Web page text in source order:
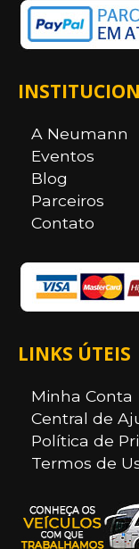
A Neumann
Eventos
Blog
Parceiros
Contato
LINKS ÚTEIS
Minha Conta
Central de
Política de
Termos de